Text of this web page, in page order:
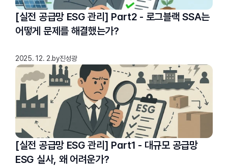
[실전 공급망 ESG 관리] Part2 - 로그블랙 SSA는
어떻게 문제를 해결했는가?
2025. 12. 2.by진성광
[실전 공급망 ESG 관리] Part1 - 대규모 공급망
ESG 실사, 왜 어려운가?